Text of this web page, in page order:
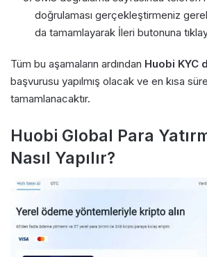
doğrulaması gerçekleştirmeniz
da tamamlayarak İleri butonuna
Tüm bu aşamaların ardından Huobi KYC
başvurusu yapılmış olacak ve en kısa
tamamlanacaktır.
Huobi Global Para
Nasıl Yapılır?